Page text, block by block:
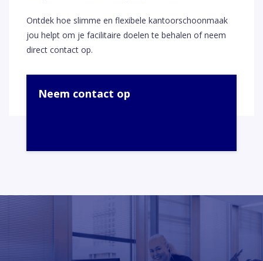
Ontdek hoe slimme en flexibele kantoorschoonmaak
jou helpt om je facilitaire doelen te behalen of neem
direct contact op.
Neem contact op